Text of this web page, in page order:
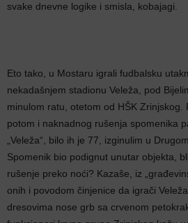
svake dnevne logike i smisla, kobajagi.
Eto tako, u Mostaru igrali fudbalsku
nekadašnjem stadionu Veleža, pod
minulom ratu, otetom od HŠK Zrinjskog.
potom i naknadnog rušenja spomenika
„Veleža“, bilo ih je 77, izginulim u
Spomenik bio podignut unutar objekta,
rušenje preko noći? Kazaše, iz
onih i povodom činjenice da igrači
dresovima nose grb sa crvenom